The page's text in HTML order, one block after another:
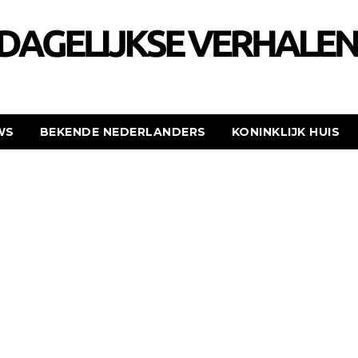
BEKENDE NEDERLANDERS KONINKLIJK HUIS